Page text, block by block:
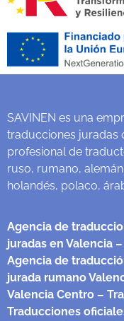
SAVINEN es una
traducciones juradas
profesional de
ruso, rumano,
holandés, polaco,
Agencia de
juradas en Valencia
Agencia de
jurada rumano
Valencia Centro –
Traducciones